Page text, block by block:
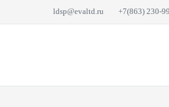
ldsp@evaltd.ru +7(863) 230-